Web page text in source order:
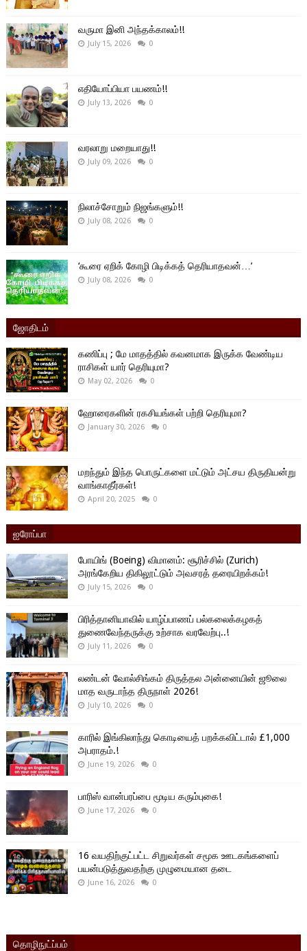
வருமா இனி அந்தக்காலம்!!
July 15, 2026 0
எதியோப்பியா பயணம்!!
July 13, 2026 0
வரலாறு மறையாது!!
July 09, 2026 0
நிலாச்சோறும் நிஜங்களும்!!
July 08, 2026 0
‘கூரை ஏறிக் கோழி பிடிக்கத் தெரியாதவன்…’
July 08, 2026 0
ஜோதிடம்
கணிப்பு ; மே மாதத்தில் கவனமாக இருக்க வேண்டிய
ராசிகள் யார் தெரியுமா?
May 02, 2026 0
ஹோரைகளின் ரகசியங்கள் பற்றி தெரியுமா?
January 30, 2026 0
மறந்தும் இந்த பொருட்களை மட்டும் அட்சய திருதியன்று
வாங்காதீர்கள்!
April 20, 2025 0
ஐரோப்பா
போயிங் (Boeing) விமானம்: சூரிச்சில் (Zurich)
அரங்கேறிய திகிலூட்டும் அவசரத் தரையிறக்கம்!
July 15, 2026 0
பிரித்தானியாவில் யாழ்ப்பாணப் பல்கலைக்கழகத்
துணைவேந்தருக்கு உற்சாக வரவேற்பு..!
July 11, 2026 0
லண்டன் வோல்சிங்கம் திருத்தல அன்னையின் ஜூலை
மாத வருடாந்த திருநாள் 2026!
July 10, 2026 0
காரில் இங்கிலாந்து கொடியைத் பறக்கவிட்டால் £1,000
அபராதம்.!
June 19, 2026 0
பாரிஸ் வான்பரப்பை மூடிய கரும்புகை!
June 17, 2026 0
16 வயதிற்குட்பட்ட சிறுவர்கள் சமூக ஊடகங்களைப்
பயன்படுத்துவதற்கு முழுமையான தடை
June 16, 2026 0
தொழிநுட்ப்பம்